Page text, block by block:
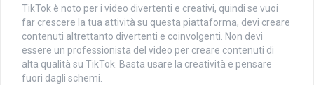
TikTok è noto per i video divertenti e creativi, quindi se vuoi
far crescere la tua attività su questa piattaforma, devi creare
contenuti altrettanto divertenti e coinvolgenti. Non devi
essere un professionista del video per creare contenuti di
alta qualità su TikTok. Basta usare la creatività e pensare
fuori dagli schemi.